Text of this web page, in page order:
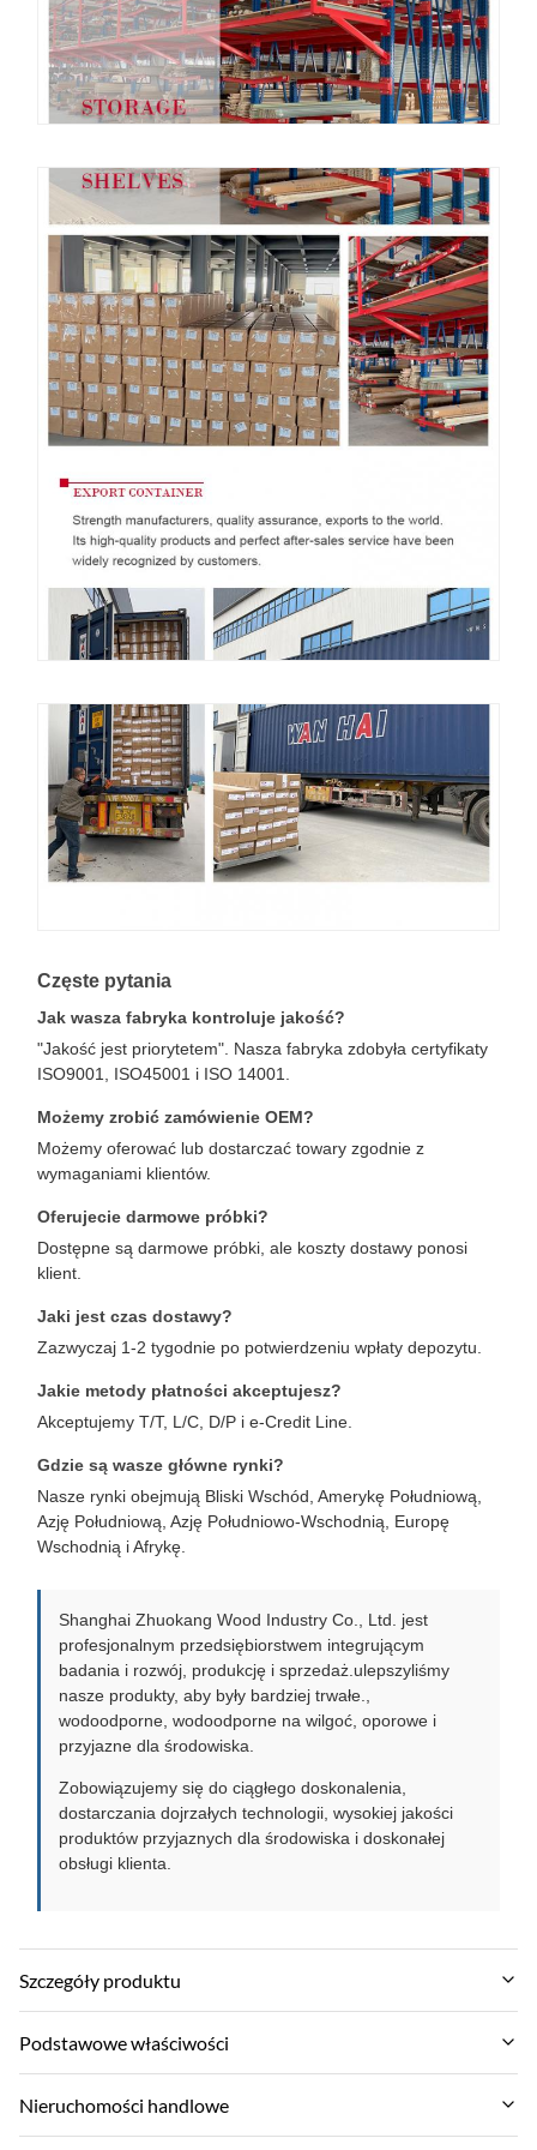
Częste pytania
Jak wasza fabryka kontroluje jakość?
"Jakość jest priorytetem". Nasza fabryka zdobyła certyfikaty
ISO9001, ISO45001 i ISO 14001.
Możemy zrobić zamówienie OEM?
Możemy oferować lub dostarczać towary zgodnie z
wymaganiami klientów.
Oferujecie darmowe próbki?
Dostępne są darmowe próbki, ale koszty dostawy ponosi
klient.
Jaki jest czas dostawy?
Zazwyczaj 1-2 tygodnie po potwierdzeniu wpłaty depozytu.
Jakie metody płatności akceptujesz?
Akceptujemy T/T, L/C, D/P i e-Credit Line.
Gdzie są wasze główne rynki?
Nasze rynki obejmują Bliski Wschód, Amerykę Południową,
Azję Południową, Azję Południowo-Wschodnią, Europę
Wschodnią i Afrykę.
Shanghai Zhuokang Wood Industry Co., Ltd. jest
profesjonalnym przedsiębiorstwem integrującym
badania i rozwój, produkcję i sprzedaż.ulepszyliśmy
nasze produkty, aby były bardziej trwałe.,
wodoodporne, wodoodporne na wilgoć, oporowe i
przyjazne dla środowiska.
Zobowiązujemy się do ciągłego doskonalenia,
dostarczania dojrzałych technologii, wysokiej jakości
produktów przyjaznych dla środowiska i doskonałej
obsługi klienta.
Szczegóły produktu
Material:
Feature:
Podstawowe właściwości
Nazwa marki:
Nieruchomości handlowe